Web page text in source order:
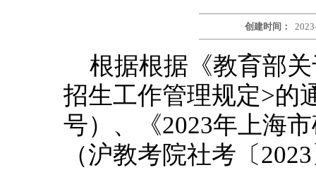
创建时间：
根据根据《教育部
招生工作管理规定>的
号）、《2023年上海
（沪教考院社考〔